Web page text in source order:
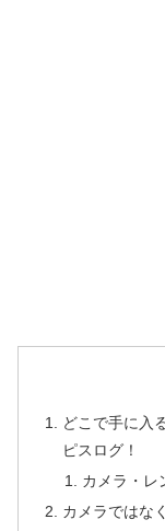
どこで手に入
ピスログ！
カメラ・レ
カメラではな